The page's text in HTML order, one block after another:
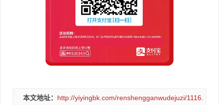
本文地址： http://yiyingbk.com/renshengganwudejuzi/1116.